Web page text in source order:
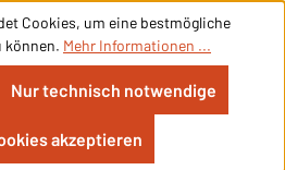
Cookies, um eine bestmögliche
können. Mehr Informationen ...
Nur technisch notwendige
akzeptieren